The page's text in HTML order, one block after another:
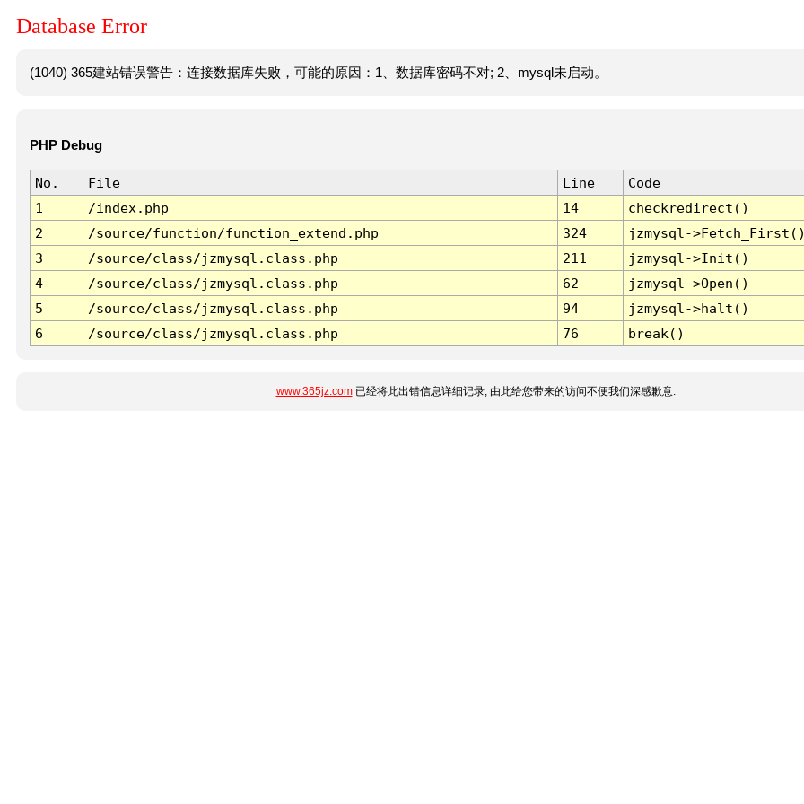
Database Error
(1040) 365建站错误警告：连接数据库失败，可能的原因：1、数据库密码不对; 2、mysql未启动。
PHP Debug
No. File Line
Code
1
/index.php 14
checkredirect()
2
/source/function/function_extend.php 324
jzmysql-
3
/source/class/jzmysql.class.php 211
jzmysql->Init()
4
/source/class/jzmysql.class.php 62
jzmysql->Open()
5
/source/class/jzmysql.class.php 94
jzmysql->halt()
6
/source/class/jzmysql.class.php 76 break()
www.365jz.com已经将此出错信息详细记录, 由此给您带来的访问不便我们深感歉意.